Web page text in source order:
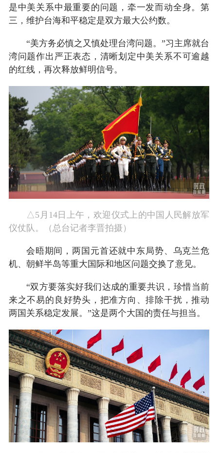
是中美关系中最重要的问题，牵一发而动全身。第
三，维护台海和平稳定是双方最大公约数。
“美方务必慎之又慎处理台湾问题。”习主席就台
湾问题作出严正表态，清晰划定中美关系不可逾越
的红线，再次释放鲜明信号。
△5月14日上午，欢迎仪式上的中国人民解放军
仪仗队。（总台记者李晋拍摄）
会晤期间，两国元首还就中东局势、乌克兰危
机、朝鲜半岛等重大国际和地区问题交换了意见。
“双方要落实好我们达成的重要共识，珍惜当前
来之不易的良好势头，把准方向、排除干扰，推动
两国关系稳定发展。”这是两个大国的责任与担当。